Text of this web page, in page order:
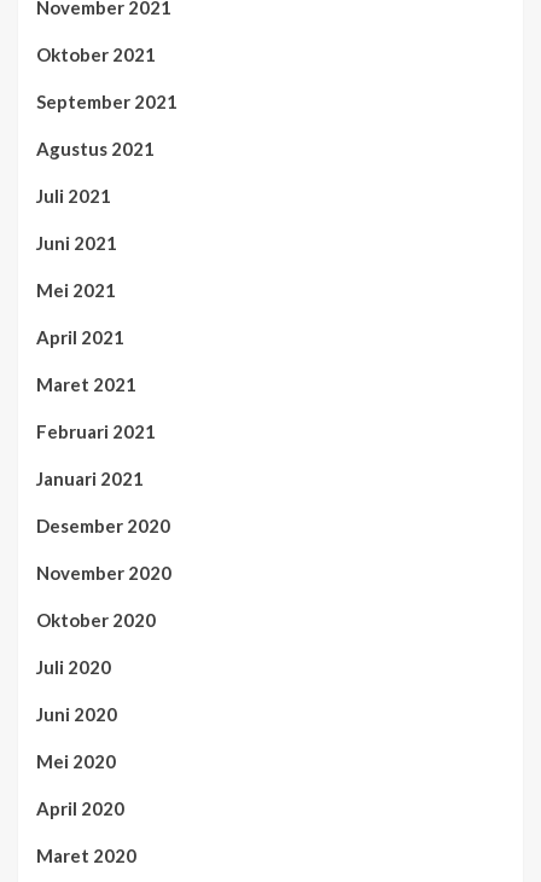
November 2021
Oktober 2021
September 2021
Agustus 2021
Juli 2021
Juni 2021
Mei 2021
April 2021
Maret 2021
Februari 2021
Januari 2021
Desember 2020
November 2020
Oktober 2020
Juli 2020
Juni 2020
Mei 2020
April 2020
Maret 2020